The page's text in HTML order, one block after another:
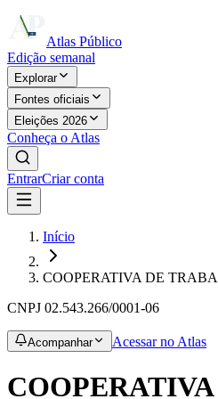
Atlas Público
Edição semanal
Explorar
Fontes oficiais
Eleições 2026
Conheça o Atlas
EntrarCriar conta
Início
COOPERATIVA DE
CNPJ 02.543.266/0001-06
Acompanhar Acessar no Atlas